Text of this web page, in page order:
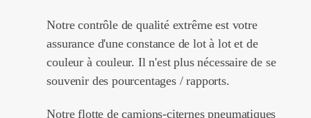
Notre contrôle de qualité extrême est votre
assurance d'une constance de lot à lot et de
couleur à couleur. Il n'est plus nécessaire de se
souvenir des pourcentages / rapports.
Notre flotte de camions-citernes pneumatiques